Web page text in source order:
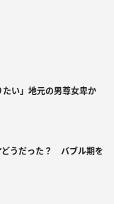
たい」地元の男尊女卑か
どうだった？ バブル期を